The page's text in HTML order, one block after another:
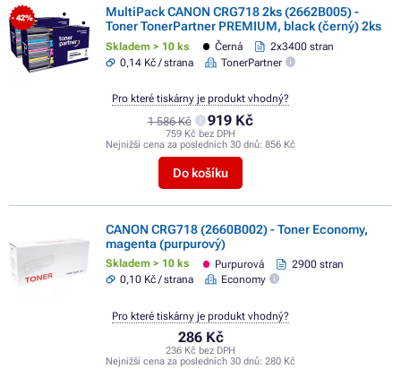
- 42%
MultiPack CANON CRG718 2ks (2662B005) -
Toner TonerPartner PREMIUM, black (černý) 2ks
Skladem > 10 ks Černá
2x3400 stran
0,14 Kč / strana
TonerPartner
1 586 Kč 919 Kč
759 Kč bez DPH
Nejnižší cena za posledních 30 dnů: 856 Kč
Do košíku
Pro které tiskárny je produkt vhodný?
CANON CRG718 (2660B002) - Toner Economy,
magenta (purpurový)
Skladem > 10 ks Purpurová
2900 stran
0,10 Kč / strana
Economy
286 Kč
236 Kč bez DPH
Nejnižší cena za posledních 30 dnů: 280 Kč
Pro které tiskárny je produkt vhodný?